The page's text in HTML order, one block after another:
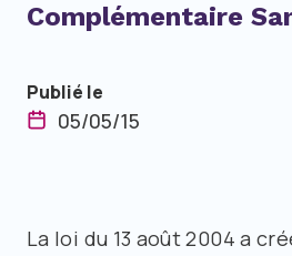
Complémentaire
Publié le
05/05/15
La loi du 13 août 2004 a